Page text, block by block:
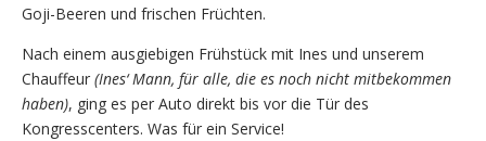
Goji-Beeren und frischen Früchten.
Nach einem ausgiebigen Frühstück mit Ines und unserem
Chauffeur (Ines‘ Mann, für alle, die es noch nicht mitbekommen
haben), ging es per Auto direkt bis vor die Tür des
Kongresscenters. Was für ein Service!